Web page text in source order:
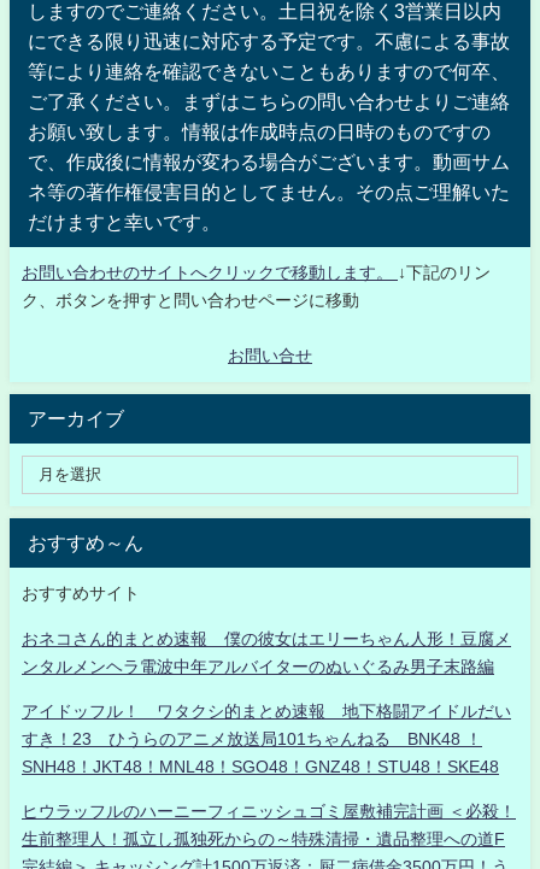
しますのでご連絡ください。土日祝を除く3営業日以内
にできる限り迅速に対応する予定です。不慮による事故
等により連絡を確認できないこともありますので何卒、
ご了承ください。まずはこちらの問い合わせよりご連絡
お願い致します。情報は作成時点の日時のものですの
で、作成後に情報が変わる場合がございます。動画サム
ネ等の著作権侵害目的としてません。その点ご理解いた
だけますと幸いです。
お問い合わせのサイトへクリックで移動します。
↓下記のリン
ク、ボタンを押すと問い合わせページに移動
お問い合せ
アーカイブ
おすすめ～ん
おすすめサイト
おネコさん的まとめ速報 僕の彼女はエリーちゃん人形！豆腐メ
ンタルメンヘラ電波中年アルバイターのぬいぐるみ男子末路編
アイドッフル！ ワタクシ的まとめ速報 地下格闘アイドルだい
すき！23 ひうらのアニメ放送局101ちゃんねる BNK48 ！
SNH48！JKT48！MNL48！SGO48！GNZ48！STU48！SKE48
ヒウラッフルのハーニーフィニッシュゴミ屋敷補完計画 ＜必殺！
生前整理人！孤立し孤独死からの～特殊清掃・遺品整理への道F